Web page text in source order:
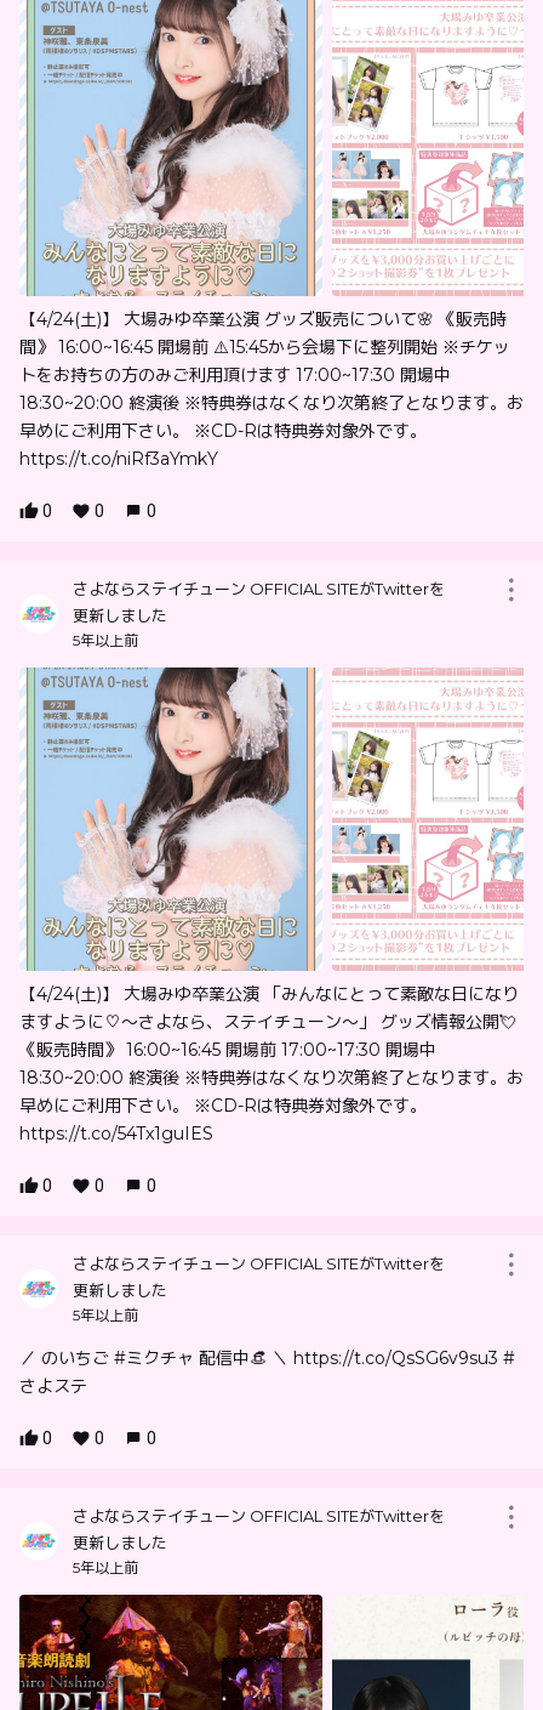
【4/24(土)】 大場みゆ卒業公演 グッズ販売について🌸 《販売時
間》 16:00~16:45 開場前 ⚠️15:45から会場下に整列開始 ※チケッ
トをお持ちの方のみご利用頂けます 17:00~17:30 開場中
18:30~20:00 終演後 ※特典券はなくなり次第終了となります。お
早めにご利用下さい。 ※CD-Rは特典券対象外です。
https://t.co/niRf3aYmkY
0 0 0
さよならステイチューン OFFICIAL SITEがTwitterを
更新しました
5年以上前
【4/24(土)】 大場みゆ卒業公演 「みんなにとって素敵な日になり
ますように♡〜さよなら、ステイチューン〜」 グッズ情報公開💘
《販売時間》 16:00~16:45 開場前 17:00~17:30 開場中
18:30~20:00 終演後 ※特典券はなくなり次第終了となります。お
早めにご利用下さい。 ※CD-Rは特典券対象外です。
https://t.co/54Tx1guIES
0 0 0
さよならステイチューン OFFICIAL SITEがTwitterを
更新しました
5年以上前
／ のいちご #ミクチャ 配信中👒 ＼ https://t.co/QsSG6v9su3 #
さよステ
0 0 0
さよならステイチューン OFFICIAL SITEがTwitterを
更新しました
5年以上前